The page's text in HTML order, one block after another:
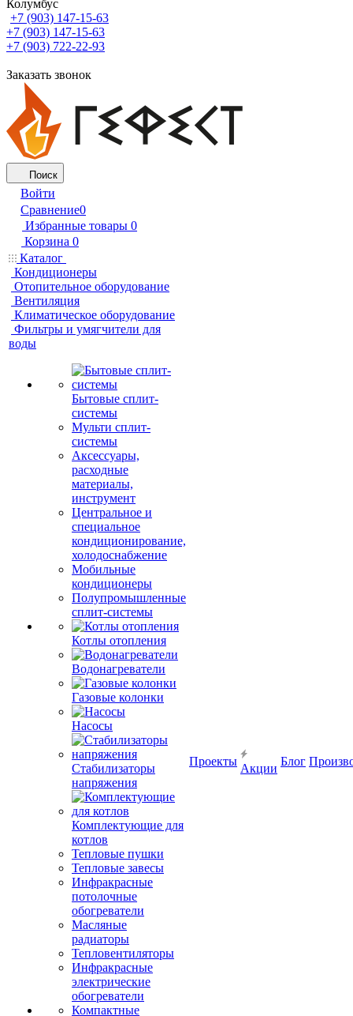
Колумбус
+7 (903) 147-15-63
+7 (903) 147-15-63
+7 (903) 722-22-93
Заказать звонок
Поиск
Войти
Сравнение0
Избранные товары 0
Корзина 0
Каталог
Кондиционеры
Отопительное оборудование
Вентиляция
Климатическое оборудование
Фильтры и умягчители для
воды
Бытовые сплит-
системы
Мульти сплит-
системы
Аксессуары,
расходные
материалы,
инструмент
Центральное и
специальное
кондиционирование,
холодоснабжение
Мобильные
кондиционеры
Полупромышленные
сплит-системы
Котлы отопления
Водонагреватели
Газовые колонки
Насосы
Стабилизаторы
напряжения
Комплектующие для
котлов
Тепловые пушки
Тепловые завесы
Инфракрасные
потолочные
обогреватели
Масляные
радиаторы
Тепловентиляторы
Инфракрасные
электрические
обогреватели
Компактные
Проекты
Акции
Блог